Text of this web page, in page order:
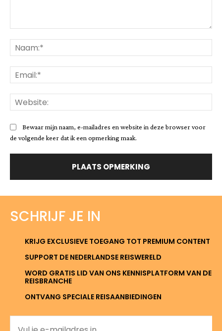
Bewaar mijn naam, e-mailadres en website in deze browser voor
de volgende keer dat ik een opmerking maak.
SCHRIJF JE IN
KRIJG EXCLUSIEVE TOEGANG TOT PREMIUM CONTENT
SUPPORT DE NEDERLANDSE REISWERELD
WORD GRATIS LID VAN ONS KENNISPLATFORM VAN DE
REISBRANCHE
ONTVANG SPECIALE REISAANBIEDINGEN